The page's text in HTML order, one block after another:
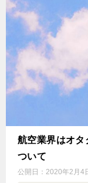
航空業界はオタ
ついて
公開日： 2020年2月4